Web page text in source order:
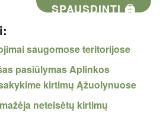
SPAUSDINTI 🖨
saugomose teritorijose
pasiūlymas Aplinkos
kirtimų Ąžuolynuose
neteisėtų kirtimų